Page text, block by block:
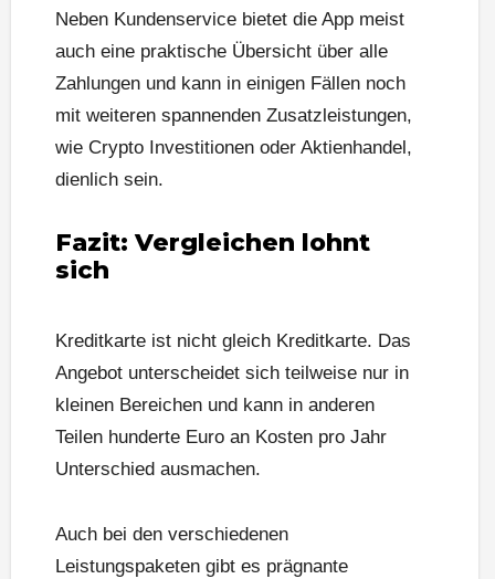
Neben Kundenservice bietet die App meist
auch eine praktische Übersicht über alle
Zahlungen und kann in einigen Fällen noch
mit weiteren spannenden Zusatzleistungen,
wie Crypto Investitionen oder Aktienhandel,
dienlich sein.
Fazit: Vergleichen lohnt
sich
Kreditkarte ist nicht gleich Kreditkarte. Das
Angebot unterscheidet sich teilweise nur in
kleinen Bereichen und kann in anderen
Teilen hunderte Euro an Kosten pro Jahr
Unterschied ausmachen.
Auch bei den verschiedenen
Leistungspaketen gibt es prägnante